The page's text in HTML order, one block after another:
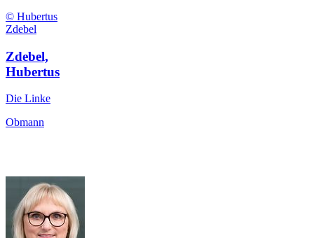
© Hubertus
Zdebel
Zdebel,
Hubertus
Die Linke
Obmann